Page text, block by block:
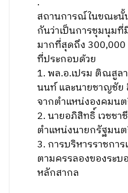
สถานการณ์ในขณะนั้
กันว่าเป็นการชุมนุมที่
มากที่สุดถึง 300,000
ที่ประกอบด้วย
1. พล.อ.เปรม ติณสูล
นนท์ และนายชาญชั
จากตำแหน่งองคมน
2. นายอภิสิทธิ์ เวชชา
ตำแหน่งนายกรัฐมน
3. การบริหารราชกา
ตามครรลองของระ
หลักสากล